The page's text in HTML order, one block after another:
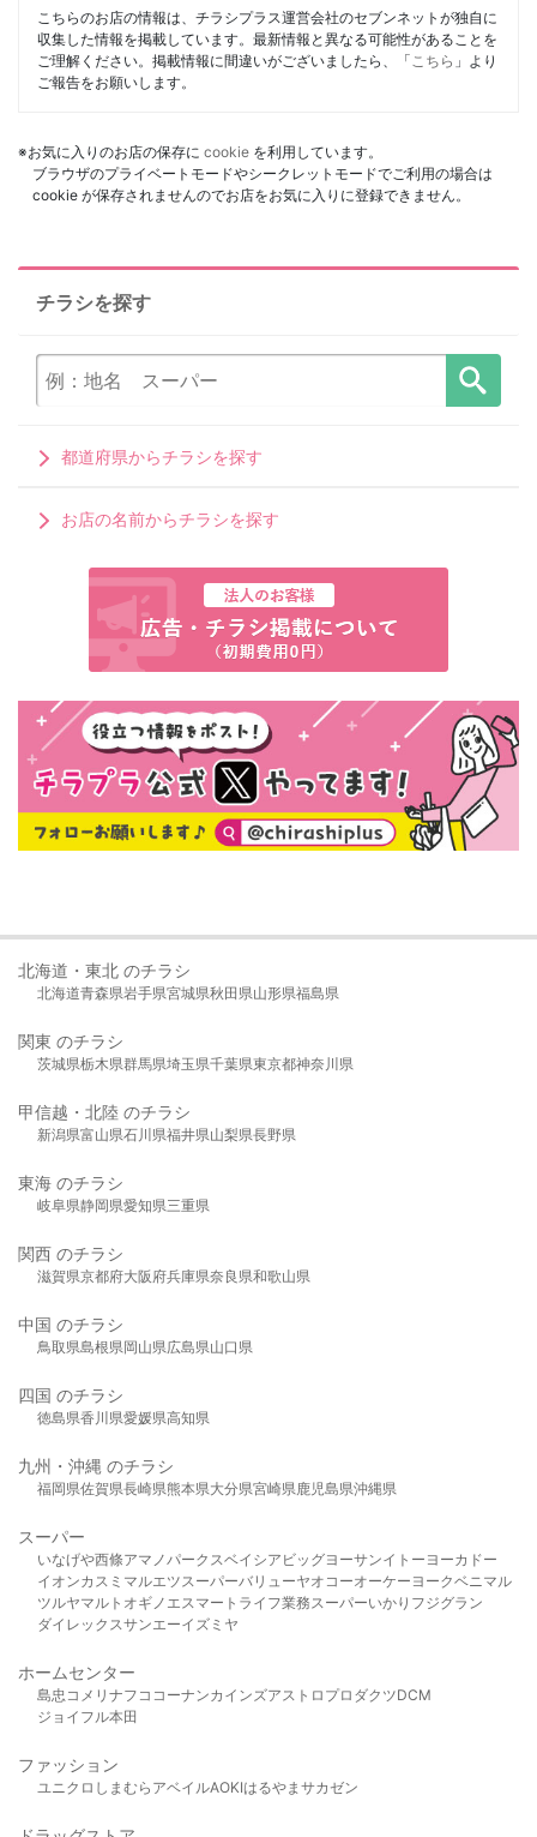
こちらのお店の情報は、チラシプラス運営会社のセブンネットが独自に
収集した情報を掲載しています。最新情報と異なる可能性があることを
ご理解ください。掲載情報に間違いがございましたら、「 こちら 」より
ご報告をお願いします。
※お気に入りのお店の保存に cookie を利用しています。
ブラウザのプライベートモードやシークレットモードでご利用の場合は
cookie が保存されませんのでお店をお気に入りに登録できません。
チラシを探す
都道府県からチラシを探す
お店の名前からチラシを探す
北海道・東北 のチラシ
北海道青森県岩手県宮城県秋田県山形県福島県
関東 のチラシ
茨城県栃木県群馬県埼玉県千葉県東京都神奈川県
甲信越・北陸 のチラシ
新潟県富山県石川県福井県山梨県長野県
東海 のチラシ
岐阜県静岡県愛知県三重県
関西 のチラシ
滋賀県京都府大阪府兵庫県奈良県和歌山県
中国 のチラシ
鳥取県島根県岡山県広島県山口県
四国 のチラシ
徳島県香川県愛媛県高知県
九州・沖縄 のチラシ
福岡県佐賀県長崎県熊本県大分県宮崎県鹿児島県沖縄県
スーパー
いなげや西條アマノパークスベイシア ビッグヨーサンイトーヨーカドー
イオンカスミ マルエツスーパーバリューヤオコーオーケー ヨークベニマル
ツルヤマルト オギノ エスマート ライフ業務スーパーいかり フジグラン
ダイレックスサンエーイズミヤ
ホームセンター
島忠 コメリ ナフコ コーナンカインズアストロプロダクツDCM
ジョイフル本田
ファッション
ユニクロ しまむら アベイルAOKIはるやま サカゼン